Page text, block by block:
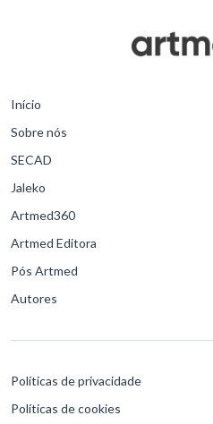
Início
Sobre nós
SECAD
Jaleko
Artmed360
Artmed Editora
Pós Artmed
Autores
Políticas de privacidade
Políticas de cookies